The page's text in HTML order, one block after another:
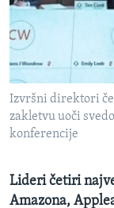
MAGAZIN
O GLASU
Learning English
PRATITE NAS
Jezici
Izvršni direktori
zakletvu uoči
konferencije
Lideri četiri
Amazona,